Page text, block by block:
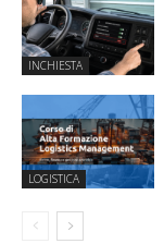
INCHIESTA
LOGISTICA